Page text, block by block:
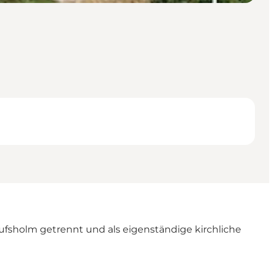
getrennt und als eigenständige kirchliche